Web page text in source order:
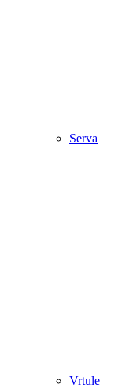
Serva
Vrtule